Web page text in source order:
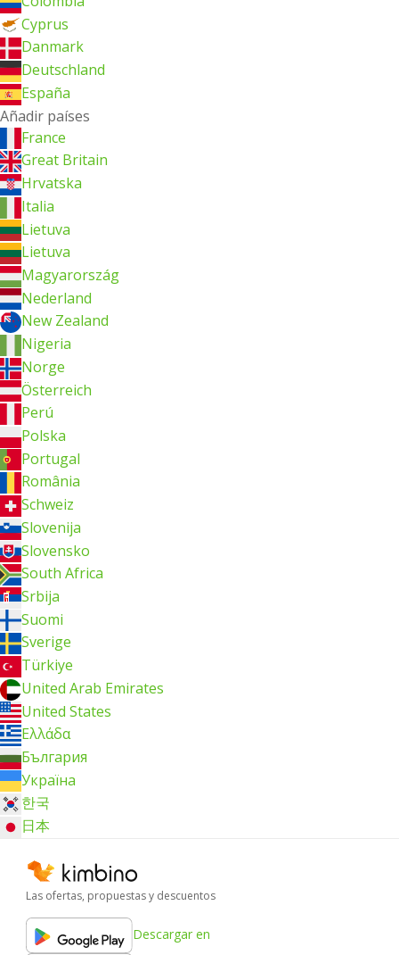
Cyprus
Danmark
Deutschland
España
Añadir países
France
Great Britain
Hrvatska
Italia
Lietuva
Lietuva
Magyarország
Nederland
New Zealand
Nigeria
Norge
Österreich
Perú
Polska
Portugal
România
Schweiz
Slovenija
Slovensko
South Africa
Srbija
Suomi
Sverige
Türkiye
United Arab Emirates
United States
Ελλάδα
България
Україна
한국
日本
Las ofertas, propuestas y descuentos
Descargar en